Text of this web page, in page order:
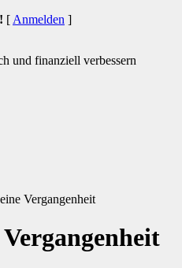
[ Anmelden ]
und finanziell verbessern
Vergangenheit